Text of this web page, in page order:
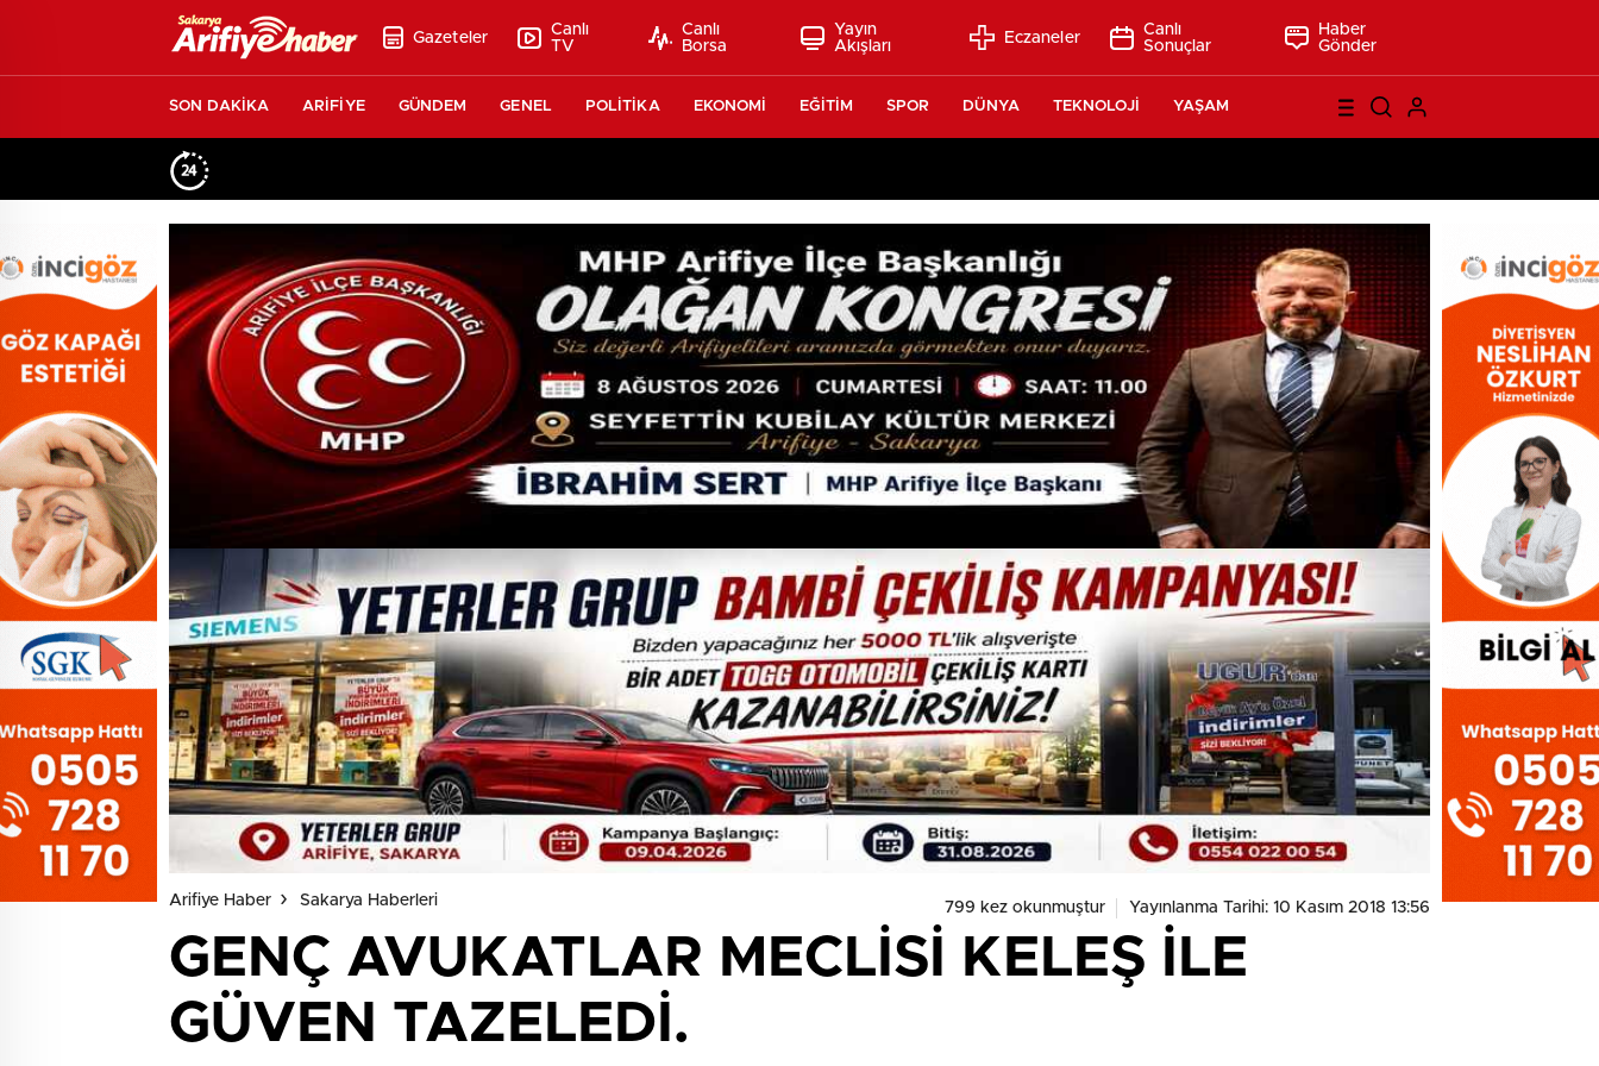
Gazeteler
Canlı
TV
Canlı
Borsa
Yayın
Akışları
Eczaneler
Canlı
Sonuçlar
Haber
Gönder
SON DAKİKA ARİFİYE GÜNDEM GENEL POLİTİKA EKONOMİ EĞİTİM SPOR DÜNYA TEKNOLOJİ YAŞAM
Arifiye Haber Sakarya Haberleri 799 kez okunmuştur Yayınlanma Tarihi: 10 Kasım 2018 13:56
GENÇ AVUKATLAR MECLİSİ KELEŞ İLE
GÜVEN TAZELEDİ.